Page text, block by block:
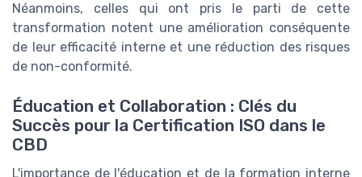
Néanmoins, celles qui ont pris le parti de cette
transformation notent une amélioration conséquente
de leur efficacité interne et une réduction des risques
de non-conformité.
Éducation et Collaboration : Clés du
Succès pour la Certification ISO dans le
CBD
L'importance de l'éducation et de la formation interne